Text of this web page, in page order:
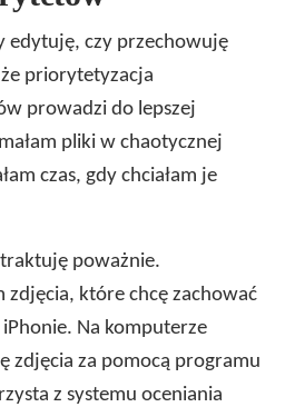
edytuję, czy przechowuję
że priorytetyzacja
prowadzi do lepszej
pliki w chaotycznej
czas, gdy chciałam je
poważnie.
zdjęcia, które chcę zachować
Na komputerze
zdjęcia za pomocą programu
z systemu oceniania